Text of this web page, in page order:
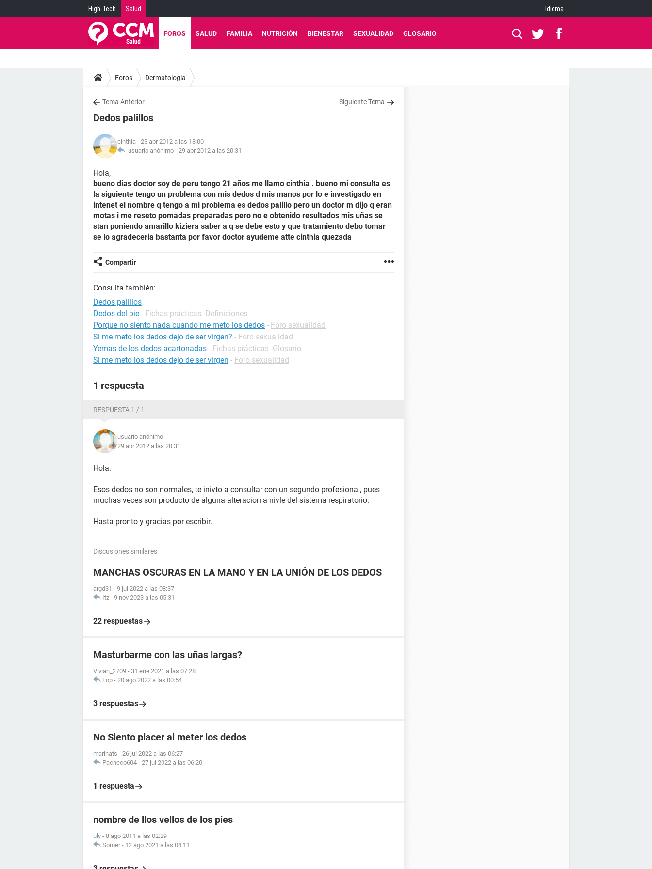
High-Tech Salud Idioma
FOROS SALUD FAMILIA NUTRICIÓN BIENESTAR SEXUALIDAD GLOSARIO
Foros Dermatologia
Tema Anterior Siguiente Tema
Dedos palillos
cinthia - 23 abr 2012 a las 18:00
usuario anónimo - 29 abr 2012 a las 20:31
Hola,
bueno dias doctor soy de peru tengo 21 años me llamo cinthia . bueno mi consulta es
la siguiente tengo un problema con mis dedos d mis manos por lo e investigado en
intenet el nombre q tengo a mi problema es dedos palillo pero un doctor m dijo q eran
motas i me reseto pomadas preparadas pero no e obtenido resultados mis uñas se
stan poniendo amarillo kiziera saber a q se debe esto y que tratamiento debo tomar
se lo agradeceria bastanta por favor doctor ayudeme atte cinthia quezada
Compartir
Consulta también:
Dedos palillos
Dedos del pie - Fichas prácticas -Definiciones
Porque no siento nada cuando me meto los dedos - Foro sexualidad
Si me meto los dedos dejo de ser virgen? - Foro sexualidad
Yemas de los dedos acartonadas - Fichas prácticas -Glosario
Si me meto los dedos dejo de ser virgen - Foro sexualidad
1 respuesta
RESPUESTA 1 / 1
usuario anónimo
29 abr 2012 a las 20:31
Hola:
Esos dedos no son normales, te inivto a consultar con un segundo profesional, pues
muchas veces son producto de alguna alteracion a nivle del sistema respiratorio.
Hasta pronto y gracias por escribir.
Discusiones similares
MANCHAS OSCURAS EN LA MANO Y EN LA UNIÓN DE LOS DEDOS
argd31 - 9 jul 2022 a las 08:37
Itz - 9 nov 2023 a las 05:31
22 respuestas
Masturbarme con las uñas largas?
Vivian_2709 - 31 ene 2021 a las 07:28
Lop - 20 ago 2022 a las 00:54
3 respuestas
No Siento placer al meter los dedos
marinats - 26 jul 2022 a las 06:27
Pacheco604 - 27 jul 2022 a las 06:20
1 respuesta
nombre de llos vellos de los pies
uly - 8 ago 2011 a las 02:29
Somer - 12 ago 2021 a las 04:11